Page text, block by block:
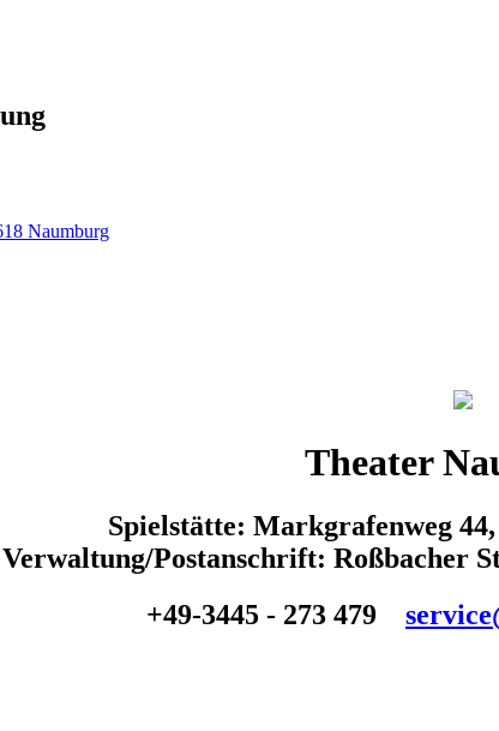
Naumburg
Theater
Spielstätte: Markgrafenweg
Verwaltung/Postanschrift: Roßbacher
+49-3445 - 273 479